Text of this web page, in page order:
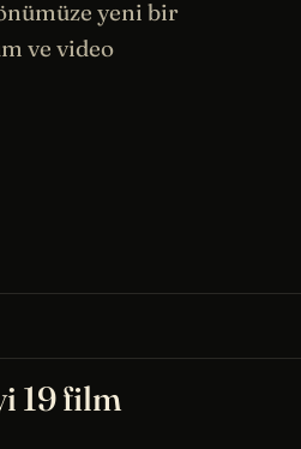
yeni bir
ve video
19 film